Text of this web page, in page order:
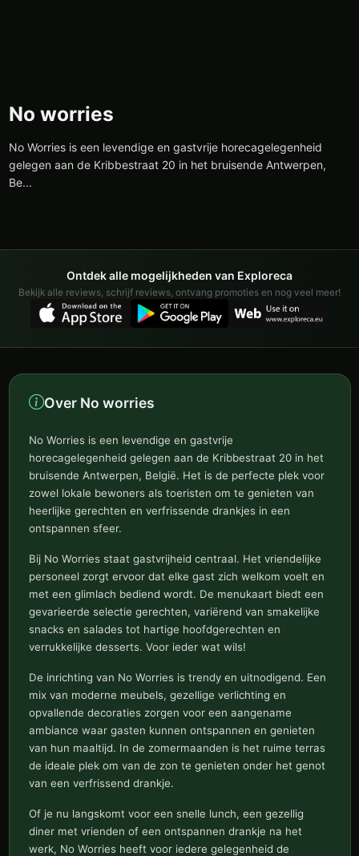
No worries
No Worries is een levendige en gastvrije horecagelegenheid
gelegen aan de Kribbestraat 20 in het bruisende Antwerpen,
Be...
Ontdek alle mogelijkheden van Exploreca
Bekijk alle reviews, schrijf reviews, ontvang promoties en nog veel meer!
Over No worries
No Worries is een levendige en gastvrije
horecagelegenheid gelegen aan de Kribbestraat 20 in het
bruisende Antwerpen, België. Het is de perfecte plek voor
zowel lokale bewoners als toeristen om te genieten van
heerlijke gerechten en verfrissende drankjes in een
ontspannen sfeer.
Bij No Worries staat gastvrijheid centraal. Het vriendelijke
personeel zorgt ervoor dat elke gast zich welkom voelt en
met een glimlach bediend wordt. De menukaart biedt een
gevarieerde selectie gerechten, variërend van smakelijke
snacks en salades tot hartige hoofdgerechten en
verrukkelijke desserts. Voor ieder wat wils!
De inrichting van No Worries is trendy en uitnodigend. Een
mix van moderne meubels, gezellige verlichting en
opvallende decoraties zorgen voor een aangename
ambiance waar gasten kunnen ontspannen en genieten
van hun maaltijd. In de zomermaanden is het ruime terras
de ideale plek om van de zon te genieten onder het genot
van een verfrissend drankje.
Of je nu langskomt voor een snelle lunch, een gezellig
diner met vrienden of een ontspannen drankje na het
werk, No Worries heeft voor iedere gelegenheid de